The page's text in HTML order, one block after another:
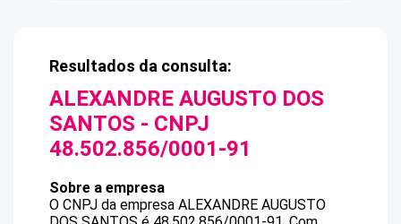
Resultados da consulta:
ALEXANDRE AUGUSTO DOS
SANTOS - CNPJ
48.502.856/0001-91
Sobre a empresa
O CNPJ da empresa ALEXANDRE AUGUSTO